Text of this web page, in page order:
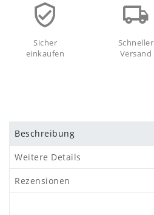
Sicher
einkaufen
Schneller
Versand
Beschreibung
Weitere Details
Rezensionen